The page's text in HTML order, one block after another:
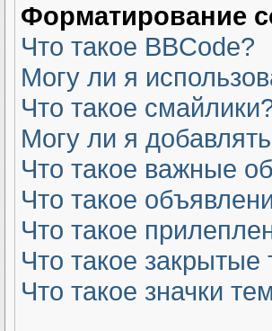
Форматирование
Что такое BBCode?
Могу ли я
Что такое
Могу ли я
Что такое важные
Что такое
Что такое
Что такое
Что такое значки